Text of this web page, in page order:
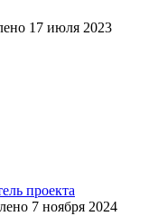
17 июля 2023
проекта
7 ноября 2024